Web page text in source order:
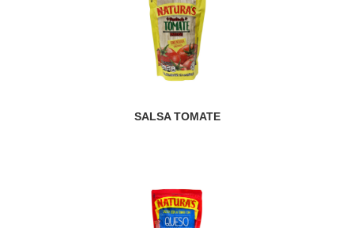
SALSA TOMATE